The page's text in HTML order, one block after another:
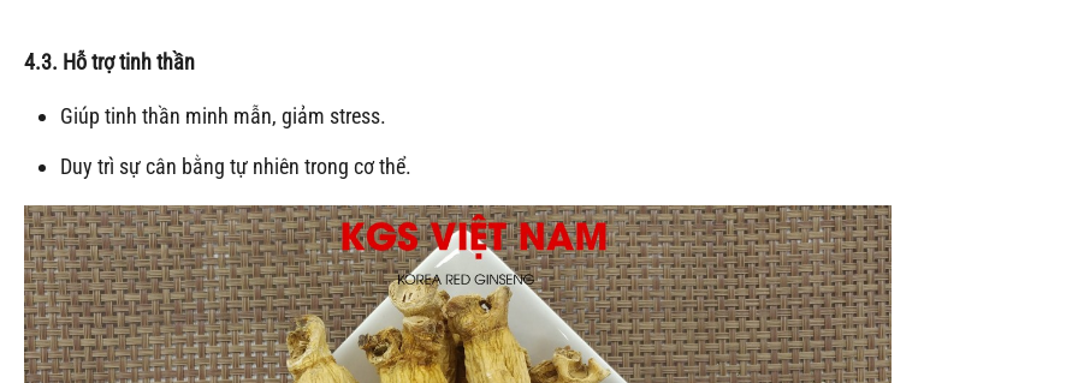
4.3. Hỗ trợ tinh thần
Giúp tinh thần minh mẫn, giảm stress.
Duy trì sự cân bằng tự nhiên trong cơ thể.